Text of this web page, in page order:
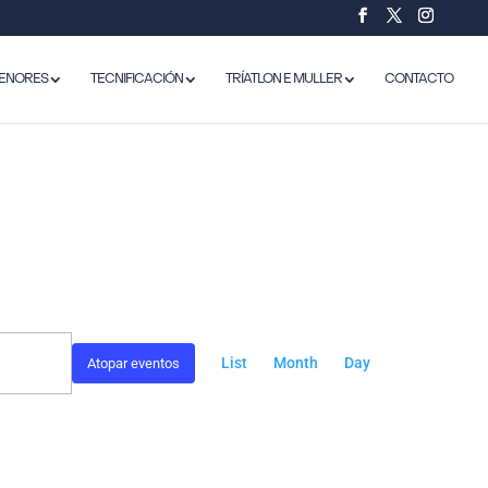
TECNIFICACIÓN TRÍATLON E MULLER CONTACTO
Atopar eventos DE
List Month Day